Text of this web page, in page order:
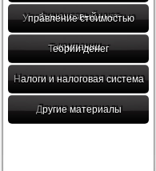
финансовый учет
Управление стоимостью
компании
Теории денег
Налоги и налоговая система
Другие материалы